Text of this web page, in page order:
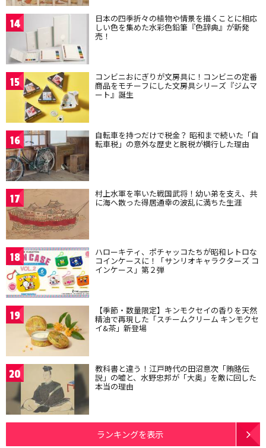
14 日本の四季折々の植物や情景を描くことに相応
しい色を集めた水彩色鉛筆『色辞典』が新発
売！
15 コンビニおにぎりが文房具に！コンビニの定番
商品をモチーフにした文房具シリーズ『ジムマ
ート』誕生
16 自転車を持つだけで税金？ 昭和まで続いた「自
転車税」の意外な歴史と脱税が横行した理由
17 村上水軍を率いた戦国武将！幼い弟を支え、共
に海へ散った得居通幸の波乱に満ちた生涯
18 ハローキティ、ポチャッコたちが昭和レトロな
コインケースに！「サンリオキャラクターズ コ
インケース」第２弾
19 【季節・数量限定】キンモクセイの香りを天然
精油で再現した「スチームクリーム キンモクセ
イ&茶」新登場
20 教科書と違う！江戸時代の田沼意次「賄賂伝
説」の嘘と、水野忠邦が「大奥」を敵に回した
本当の理由
ランキングを表示